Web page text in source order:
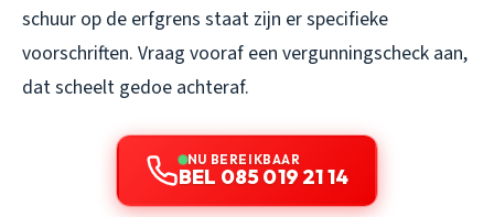
schuur op de erfgrens staat zijn er specifieke
voorschriften. Vraag vooraf een vergunningscheck aan,
dat scheelt gedoe achteraf.
NU BEREIKBAAR
BEL 085 019 21 14